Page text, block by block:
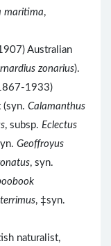
maritima,
Australian
zonarius).
1933)
(syn. Calamanthus
, subsp. Eclectus
Geoffroyus
, syn.
, ‡syn.
naturalist,